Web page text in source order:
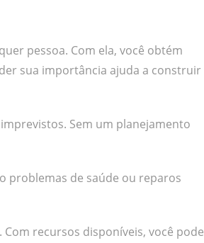
pessoa. Com ela, você obtém
sua importância ajuda a construir
Sem um planejamento
problemas de saúde ou reparos
recursos disponíveis, você pode